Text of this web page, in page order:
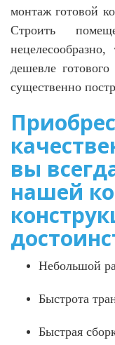
монтаж готовой
Строить
дешевле
существенно
вы
нашей
Небольшой
Быстрота
Быстрая